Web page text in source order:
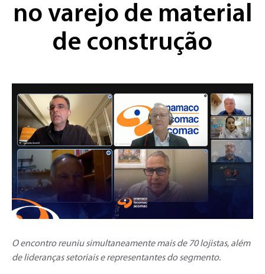
no varejo de material
de construção
O encontro reuniu simultaneamente mais de 70 lojistas, além
de lideranças setoriais e representantes do segmento.